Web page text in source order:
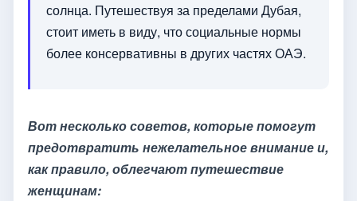
солнца. Путешествуя за пределами Дубая,
стоит иметь в виду, что социальные нормы
более консервативны в других частях ОАЭ.
Вот несколько советов, которые помогут
предотвратить нежелательное внимание и,
как правило, облегчают путешествие
женщинам: